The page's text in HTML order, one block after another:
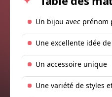
Un bijou avec
Une excellente idée
Un accessoire unique
Une variété de styles